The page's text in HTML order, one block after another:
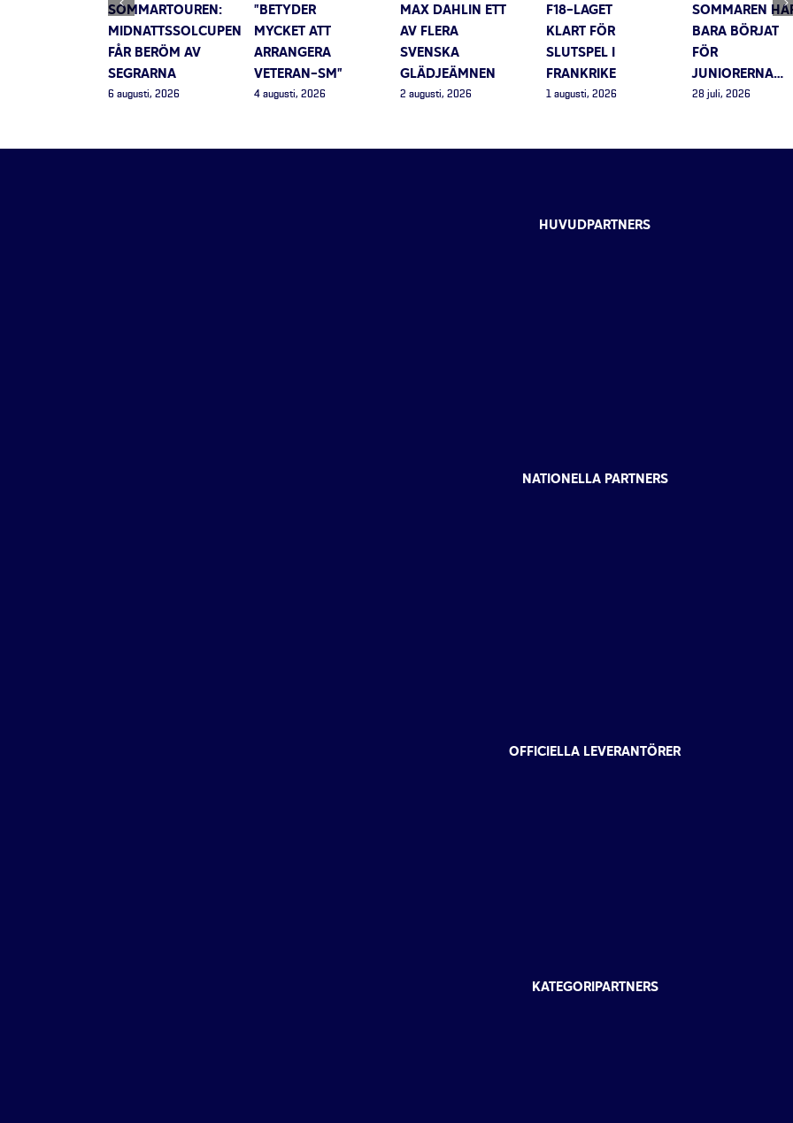
SOMMARTOUREN:
MIDNATTSSOLCUPEN
FÅR BERÖM AV
SEGRARNA
6 augusti, 2026
”BETYDER
MYCKET ATT
ARRANGERA
VETERAN-SM”
4 augusti, 2026
MAX DAHLIN ETT
AV FLERA
SVENSKA
GLÄDJEÄMNEN
2 augusti, 2026
F18-LAGET
KLART FÖR
SLUTSPEL I
FRANKRIKE
1 augusti, 2026
SOMMAREN
BARA BÖRJAT
FÖR
JUNIORERNA…
28 juli, 2026
HUVUDPARTNERS
NATIONELLA PARTNERS
OFFICIELLA LEVERANTÖRER
KATEGORIPARTNERS